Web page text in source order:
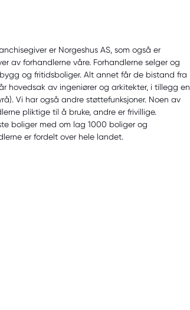
er Norgeshus AS, som også er
av forhandlerne våre. Forhandlerne selger og
og fritidsboliger. Alt annet får de bistand fra
hovedsak av ingeniører og arkitekter, i tillegg en
Vi har også andre støttefunksjoner. Noen av
pliktige til å bruke, andre er frivillige.
boliger med om lag 1000 boliger og
er fordelt over hele landet.